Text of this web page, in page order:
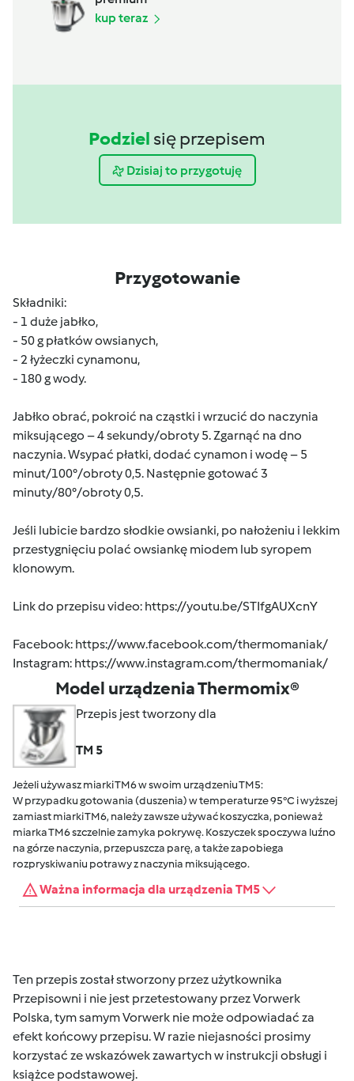
kup teraz
Podziel się przepisem
Dzisiaj to przygotuję
Przygotowanie
Składniki:
- 1 duże jabłko,
- 50 g płatków owsianych,
- 2 łyżeczki cynamonu,
- 180 g wody.
Jabłko obrać, pokroić na cząstki i wrzucić do naczynia
miksującego – 4 sekundy/obroty 5. Zgarnąć na dno
naczynia. Wsypać płatki, dodać cynamon i wodę – 5
minut/100°/obroty 0,5. Następnie gotować 3
minuty/80°/obroty 0,5.
Jeśli lubicie bardzo słodkie owsianki, po nałożeniu i lekkim
przestygnięciu polać owsiankę miodem lub syropem
klonowym.
Link do przepisu video: https://youtu.be/STIfgAUXcnY
Facebook: https://www.facebook.com/thermomaniak/
Instagram: https://www.instagram.com/thermomaniak/
Model urządzenia Thermomix®
Przepis jest tworzony dla
TM 5
Jeżeli używasz miarki TM6 w swoim urządzeniu TM5:
W przypadku gotowania (duszenia) w temperaturze 95°C i wyższej
zamiast miarki TM6, należy zawsze używać koszyczka, ponieważ
miarka TM6 szczelnie zamyka pokrywę. Koszyczek spoczywa luźno
na górze naczynia, przepuszcza parę, a także zapobiega
rozpryskiwaniu potrawy z naczynia miksującego.
Ważna informacja dla urządzenia TM5
Ten przepis został stworzony przez użytkownika
Przepisowni i nie jest przetestowany przez Vorwerk
Polska, tym samym Vorwerk nie może odpowiadać za
efekt końcowy przepisu. W razie niejasności prosimy
korzystać ze wskazówek zawartych w instrukcji obsługi i
książce podstawowej.